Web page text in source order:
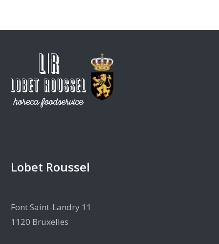
Lobet Roussel
Font Saint-Landry 11
1120 Bruxelles